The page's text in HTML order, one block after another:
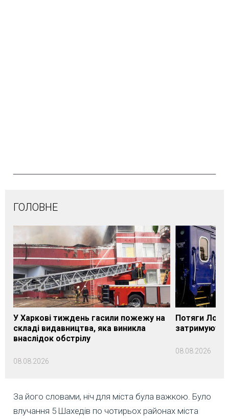
ГОЛОВНЕ
У Харкові тиждень гасили пожежу на
складі видавництва, яка виникла
внаслідок обстрілу
08.08.2026
Потяги
08.08.2026
За його словами, ніч для міста була важкою. Було
влучання 5 Шахедів по чотирьох районах міста